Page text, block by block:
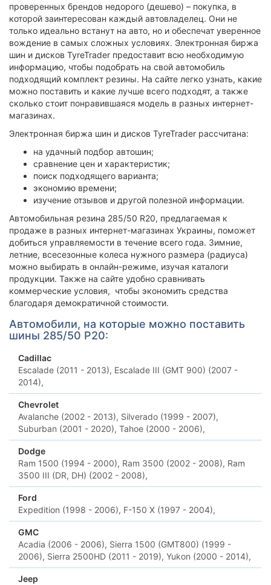
проверенных брендов недорого (дешево) – покупка, в
которой заинтересован каждый автовладелец. Они не
только идеально встанут на авто, но и обеспечат уверенное
вождение в самых сложных условиях. Электронная биржа
шин и дисков TyreTrader предоставит всю необходимую
информацию, чтобы подобрать на свой автомобиль
подходящий комплект резины. На сайте легко узнать, какие
можно поставить и какие лучше всего подходят, а также
сколько стоит понравившаяся модель в разных интернет-
магазинах.
Электронная биржа шин и дисков TyreTrader рассчитана:
на удачный подбор автошин;
сравнение цен и характеристик;
поиск подходящего варианта;
экономию времени;
изучение отзывов и другой полезной информации.
Автомобильная резина 285/50 R20, предлагаемая к
продаже в разных интернет-магазинах Украины, поможет
добиться управляемости в течение всего года. Зимние,
летние, всесезонные колеса нужного размера (радиуса)
можно выбирать в онлайн-режиме, изучая каталоги
продукции. Также на сайте удобно сравнивать
коммерческие условия, чтобы экономить средства
благодаря демократичной стоимости.
Автомобили, на которые можно поставить
шины 285/50 Р20:
Cadillac
Escalade (2011 - 2013), Escalade III (GMT 900) (2007 -
2014),
Chevrolet
Avalanche (2002 - 2013), Silverado (1999 - 2007),
Suburban (2001 - 2020), Tahoe (2000 - 2006),
Dodge
Ram 1500 (1994 - 2000), Ram 3500 (2002 - 2008), Ram
3500 III (DR, DH) (2002 - 2008),
Ford
Expedition (1998 - 2006), F-150 X (1997 - 2004),
GMC
Acadia (2006 - 2006), Sierra 1500 (GMT800) (1999 -
2006), Sierra 2500HD (2011 - 2019), Yukon (2000 - 2014),
Jeep